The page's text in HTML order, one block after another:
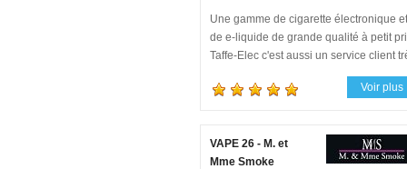
Une gamme de cigarette électronique et
de e-liquide de grande qualité à petit
Taffe-Elec c'est aussi un service client
réactif et une expédition sous 24h.
Voir plus
VAPE 26 - M. et
Mme Smoke